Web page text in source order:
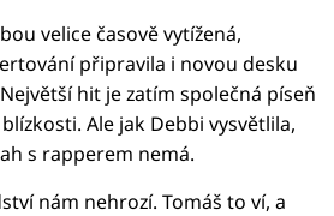
velice časově vytížená,
připravila i novou desku
hit je zatím společná píseň
Ale jak Debbi vysvětlila,
s rapperem nemá.
nám nehrozí. Tomáš to ví, a